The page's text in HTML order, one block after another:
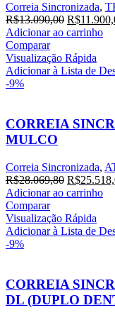
Correia Sincronizada,
R$13.090,00 R$
Adicionar ao carrinho
Comparar
Visualização Rápida
Adicionar à Lista de
-9%
CORREIA
MULCO
Correia Sincronizada,
R$28.069,80 R$
Adicionar ao carrinho
Comparar
Visualização Rápida
Adicionar à Lista de
-9%
CORREIA
DL (DUPLO